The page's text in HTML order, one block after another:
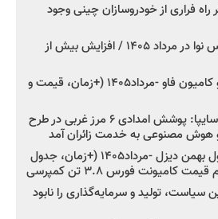
فراری از خودروسازان چینی وجود
اعلام قیمت جدید پارس نوا در مرداد ۱۴۰۵ / افزایش بیش از
شروع فروش کشنده و کامیون فاو -مرداد۱۴۰۵ (+زمان، قیمت و
مدیرعامل امدادخودروسایپا: پوشش امدادی ۶ مرز غربی در طرح
شروع فروش ۸ محصول بهمن دیزل -مرداد۱۴۰۵ (+زمان، جدول
فورس ۳.۸ تن کمپرسی
تولید و سرمایه‌گذاری را نابود